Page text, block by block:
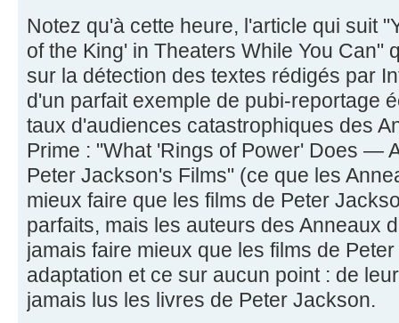
Notez qu'à cette heure, l'article qui suit
of the King' in Theaters While You Can"
sur la détection des textes rédigés par
d'un parfait exemple de pubi-reportage
taux d'audiences catastrophiques des
Prime : "What 'Rings of Power' Does —
Peter Jackson's Films" (ce que les
mieux faire que les films de Peter
parfaits, mais les auteurs des Anneaux
jamais faire mieux que les films de
adaptation et ce sur aucun point : de
jamais lus les livres de Peter Jackson.